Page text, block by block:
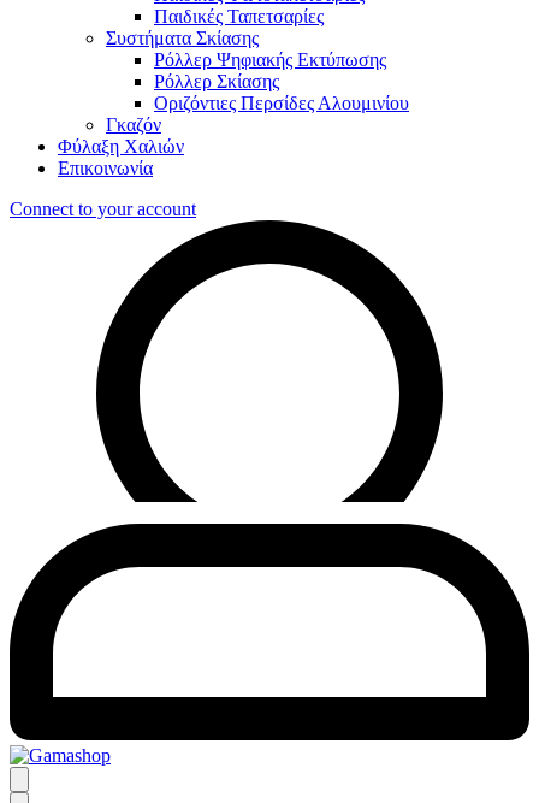
Παιδικές Ταπετσαρίες
Συστήματα Σκίασης
Ρόλλερ Ψηφιακής Εκτύπωσης
Ρόλλερ Σκίασης
Οριζόντιες Περσίδες Αλουμινίου
Γκαζόν
Φύλαξη Χαλιών
Επικοινωνία
Connect to your account